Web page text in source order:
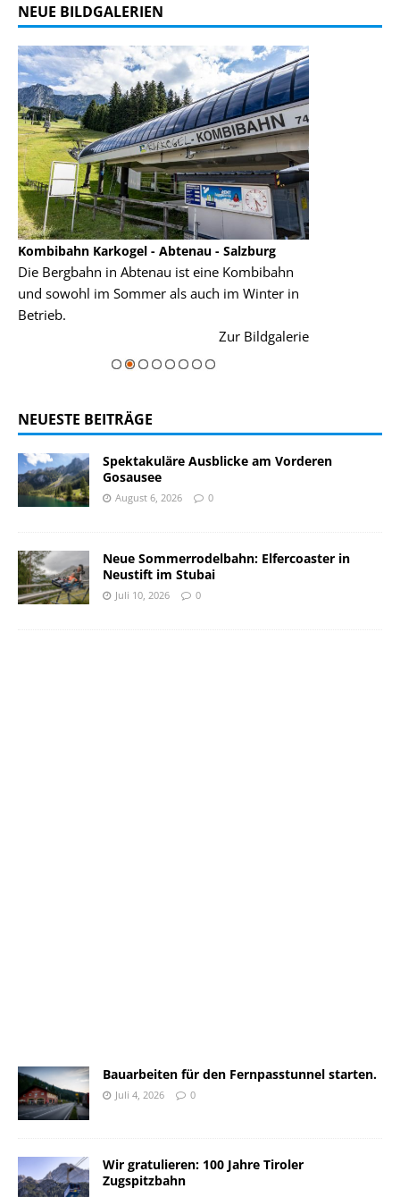
NEUE BILDGALERIEN
Kombibahn Karkogel - Abtenau - Salzburg
Die Bergbahn in Abtenau ist eine Kombibahn
und sowohl im Sommer als auch im Winter in
Betrieb.
Zur Bildgalerie
NEUESTE BEITRÄGE
Spektakuläre Ausblicke am Vorderen
Gosausee
August 6, 2026 0
Neue Sommerrodelbahn: Elfercoaster in
Neustift im Stubai
Juli 10, 2026 0
Bauarbeiten für den Fernpasstunnel starten.
Juli 4, 2026 0
Wir gratulieren: 100 Jahre Tiroler
Zugspitzbahn